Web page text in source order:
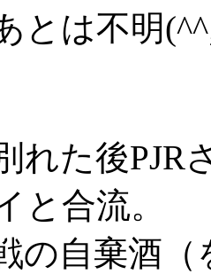
とは不明
れた後PJR
と合流。
の自棄酒（